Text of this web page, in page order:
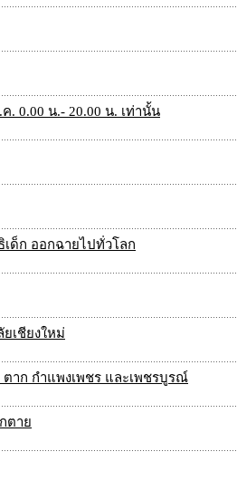
. 0.00 น.- 20.00 น. เท่านั้น
ด็ก ออกฉายไปทั่วโลก
เชียงใหม่
าก กำแพงเพชร และเพชรบูรณ์
ตาย